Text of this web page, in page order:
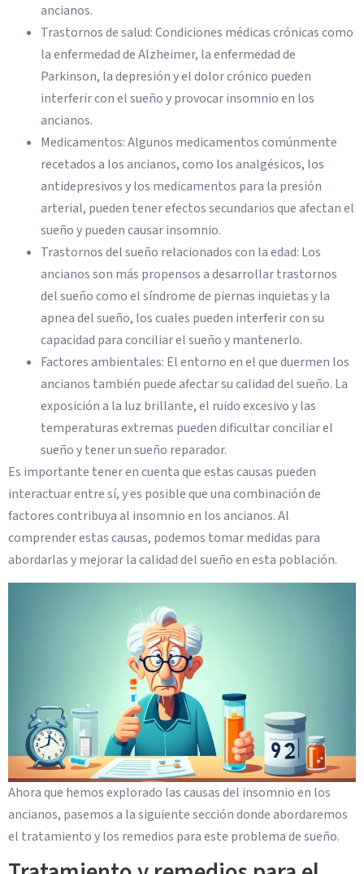
ancianos.
Trastornos de salud: Condiciones médicas crónicas como
la enfermedad de Alzheimer, la enfermedad de
Parkinson, la depresión y el dolor crónico pueden
interferir con el sueño y provocar insomnio en los
ancianos.
Medicamentos: Algunos medicamentos comúnmente
recetados a los ancianos, como los analgésicos, los
antidepresivos y los medicamentos para la presión
arterial, pueden tener efectos secundarios que afectan el
sueño y pueden causar insomnio.
Trastornos del sueño relacionados con la edad: Los
ancianos son más propensos a desarrollar trastornos
del sueño como el síndrome de piernas inquietas y la
apnea del sueño, los cuales pueden interferir con su
capacidad para conciliar el sueño y mantenerlo.
Factores ambientales: El entorno en el que duermen los
ancianos también puede afectar su calidad del sueño. La
exposición a la luz brillante, el ruido excesivo y las
temperaturas extremas pueden dificultar conciliar el
sueño y tener un sueño reparador.
Es importante tener en cuenta que estas causas pueden
interactuar entre sí, y es posible que una combinación de
factores contribuya al insomnio en los ancianos. Al
comprender estas causas, podemos tomar medidas para
abordarlas y mejorar la calidad del sueño en esta población.
Ahora que hemos explorado las causas del insomnio en los
ancianos, pasemos a la siguiente sección donde abordaremos
el tratamiento y los remedios para este problema de sueño.